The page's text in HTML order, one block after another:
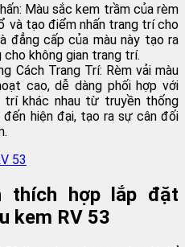
Màu sắc kem trầm của rèm
và tạo điểm nhấn trang trí cho
đẳng cấp của màu này tạo ra
không gian trang trí.
Cách Trang Trí: Rèm vải màu
cao, dễ dàng phối hợp với
trí khác nhau từ truyền thống
hiện đại, tạo ra sự cân đối
thích hợp lắp đặt
kem RV 53